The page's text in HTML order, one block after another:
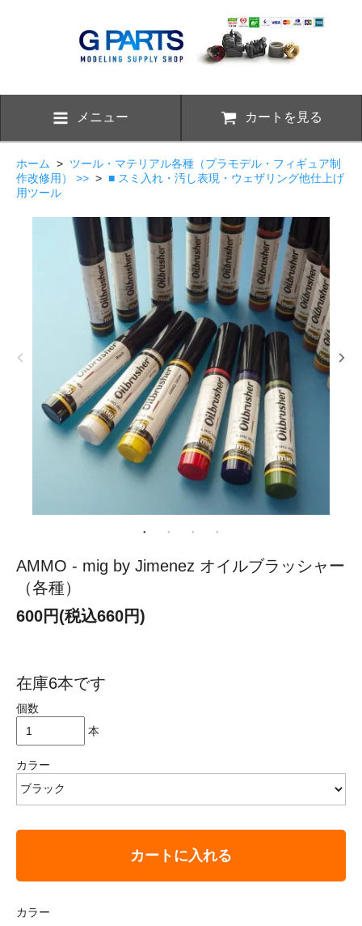
メニュー カートを見る
ホーム > ツール・マテリアル各種（プラモデル・フィギュア制
作改修用） >> > ■ スミ入れ・汚し表現・ウェザリング他仕上げ
用ツール
AMMO - mig by Jimenez オイルブラッシャー
（各種）
600円(税込660円)
在庫6本です
個数
本
カラー
カートに入れる
カラー